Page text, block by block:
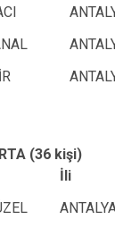
(36 kişi)
İli